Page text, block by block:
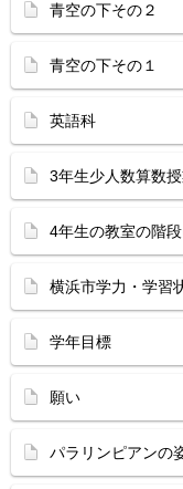
青空の下その２
青空の下その１
英語科
3年生少人数算数
4年生の教室の階段
横浜市学力・学習
学年目標
願い
パラリンピアンの